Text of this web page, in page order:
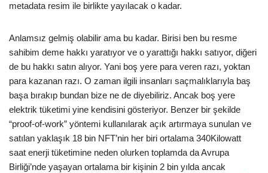
metadata resim ile birlikte yayılacak o kadar.
Anlamsız gelmiş olabilir ama bu kadar. Birisi ben bu resme
sahibim deme hakkı yaratıyor ve o yarattığı hakkı satıyor, diğeri
de bu hakkı satın alıyor. Yani boş yere para veren razı, yoktan
para kazanan razı. O zaman ilgili insanları saçmalıklarıyla baş
başa bırakıp bundan bize ne de diyebiliriz. Ancak boş yere
elektrik tüketimi yine kendisini gösteriyor. Benzer bir şekilde
“proof-of-work” yöntemi kullanılarak açık artırmaya sunulan ve
satılan yaklaşık 18 bin NFT’nin her biri ortalama 340Kilowatt
saat enerji tüketimine neden olurken toplamda da Avrupa
Birliği’nde yaşayan ortalama bir kişinin 2 bin yılda ancak